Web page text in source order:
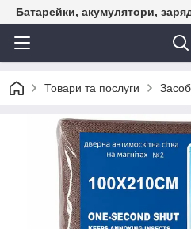
Батарейки, акумулятори,
Товари та послуги